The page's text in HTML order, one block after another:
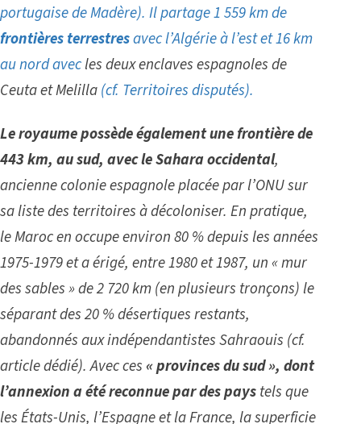
portugaise de Madère). Il partage 1 559 km de
frontières terrestresavec l’Algérie à l’est et 16 km
au nord avecles deux enclaves espagnoles de
Ceuta et Melilla(cf. Territoires disputés).
Le royaume possède également une frontière de
443 km, au sud, avec le Sahara occidental,
ancienne colonie espagnole placée par l’ONU sur
sa liste des territoires à décoloniser. En pratique,
le Maroc en occupe environ 80 % depuis les années
1975-1979 et a érigé, entre 1980 et 1987, un « mur
des sables » de 2 720 km (en plusieurs tronçons) le
séparant des 20 % désertiques restants,
abandonnés aux indépendantistes Sahraouis (cf.
article dédié). Avec ces« provinces du sud », dont
l’annexion a été reconnue par des paystels que
les États-Unis, l’Espagne et la France, la superficie